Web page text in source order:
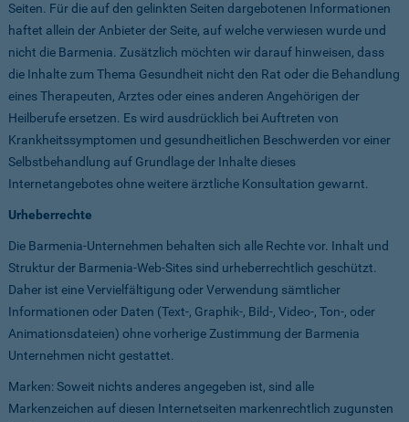
Seiten. Für die auf den gelinkten Seiten dargebotenen Informationen
haftet allein der Anbieter der Seite, auf welche verwiesen wurde und
nicht die Barmenia. Zusätzlich möchten wir darauf hinweisen, dass
die Inhalte zum Thema Gesundheit nicht den Rat oder die Behandlung
eines Therapeuten, Arztes oder eines anderen Angehörigen der
Heilberufe ersetzen. Es wird ausdrücklich bei Auftreten von
Krankheitssymptomen und gesundheitlichen Beschwerden vor einer
Selbstbehandlung auf Grundlage der Inhalte dieses
Internetangebotes ohne weitere ärztliche Konsultation gewarnt.
Urheberrechte
Die Barmenia-Unternehmen behalten sich alle Rechte vor. Inhalt und
Struktur der Barmenia-Web-Sites sind urheberrechtlich geschützt.
Daher ist eine Vervielfältigung oder Verwendung sämtlicher
Informationen oder Daten (Text-, Graphik-, Bild-, Video-, Ton-, oder
Animationsdateien) ohne vorherige Zustimmung der Barmenia
Unternehmen nicht gestattet.
Marken: Soweit nichts anderes angegeben ist, sind alle
Markenzeichen auf diesen Internetseiten markenrechtlich zugunsten